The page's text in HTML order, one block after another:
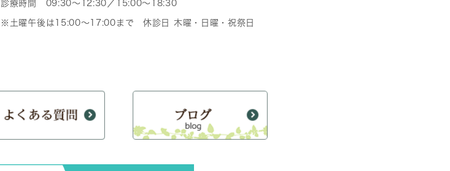
診療時間 09:30～12:30／15:00～18:30
※土曜午後は15:00～17:00まで 休診日 木曜・日曜・祝祭日